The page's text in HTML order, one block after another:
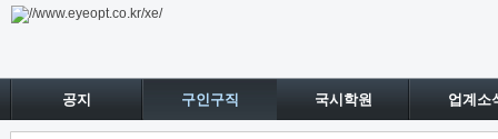
공지 구인구직 국시학원 업계소